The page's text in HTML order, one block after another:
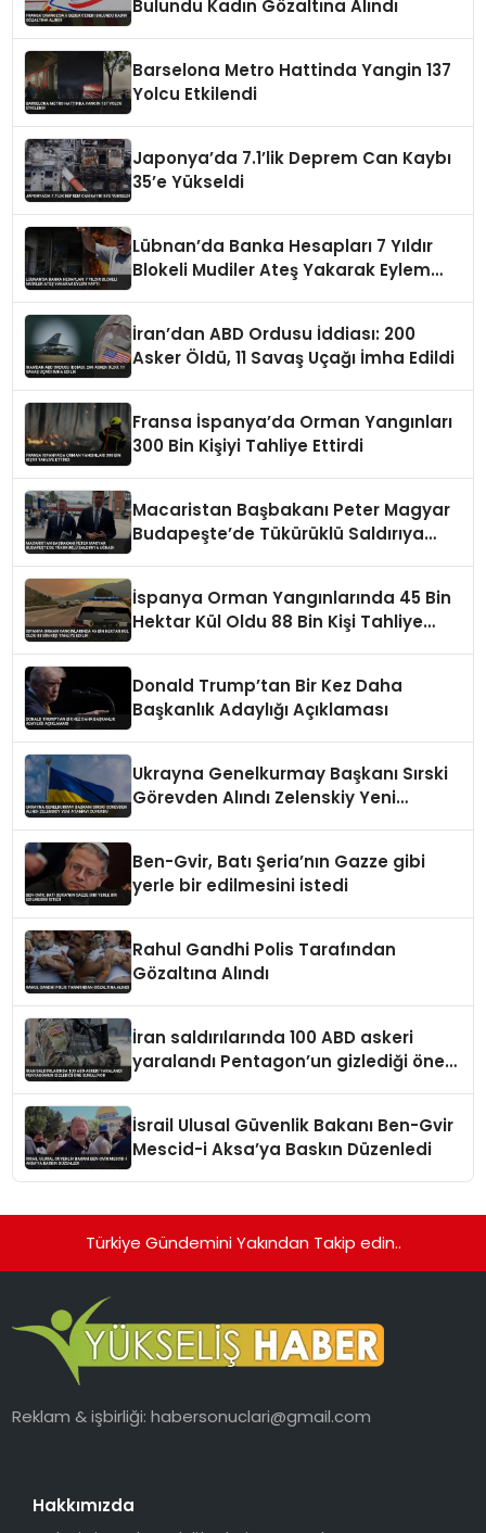
Bulundu Kadın Gözaltına Alındı
Barselona Metro Hattinda Yangin 137
Yolcu Etkilendi
Japonya’da 7.1’lik Deprem Can Kaybı
35’e Yükseldi
Lübnan’da Banka Hesapları 7 Yıldır
Blokeli Mudiler Ateş Yakarak Eylem
İran’dan ABD Ordusu İddiası: 200
Asker Öldü, 11 Savaş Uçağı İmha Edildi
Fransa İspanya’da Orman Yangınları
300 Bin Kişiyi Tahliye Ettirdi
Macaristan Başbakanı Peter Magyar
Budapeşte’de Tükürüklü Saldırıya
İspanya Orman Yangınlarında 45 Bin
Hektar Kül Oldu 88 Bin Kişi Tahliye
Donald Trump’tan Bir Kez Daha
Başkanlık Adaylığı Açıklaması
Ukrayna Genelkurmay Başkanı Sırski
Görevden Alındı Zelenskiy Yeni
Ben-Gvir, Batı Şeria’nın Gazze gibi
yerle bir edilmesini istedi
Rahul Gandhi Polis Tarafından
Gözaltına Alındı
İran saldırılarında 100 ABD askeri
yaralandı Pentagon’un gizlediği öne
İsrail Ulusal Güvenlik Bakanı Ben-Gvir
Mescid-i Aksa’ya Baskın Düzenledi
Türkiye Gündemini Yakından Takip edin..
Reklam & işbirliği:habersonuclari@gmail.com
Hakkımızda